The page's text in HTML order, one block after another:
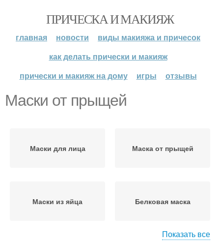
ПРИЧЕСКА И МАКИЯЖ
главная новости
виды макияжа и причесок
как делать прически и макияж
прически и макияж на дому
игры отзывы
Маски от прыщей
Маски для лица Маска от прыщей
Маски из яйца Белковая маска
Показать все